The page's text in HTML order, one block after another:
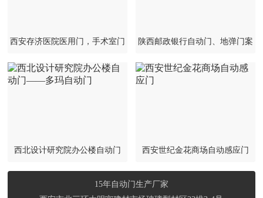
西安存济医院医用门，手术室门 陕西邮政银行自动门、地弹门案
例
西北设计研究院办公楼自动门
——多玛自动门
西安世纪金花商场自动感应门
15年自动门生产厂家